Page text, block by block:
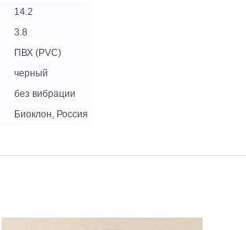
14.2
3.8
ПВХ (PVC)
черный
без вибрации
Биоклон, Россия